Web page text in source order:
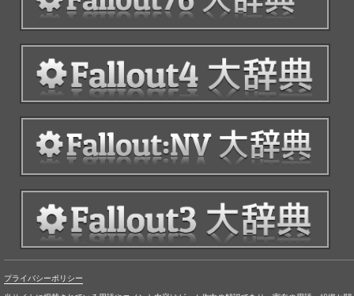
プライバシーポリシー